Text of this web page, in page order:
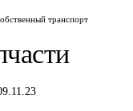
транспорт